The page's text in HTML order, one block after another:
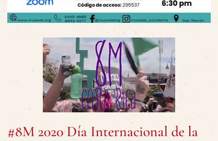
#8M 2020 Día Internacional de la